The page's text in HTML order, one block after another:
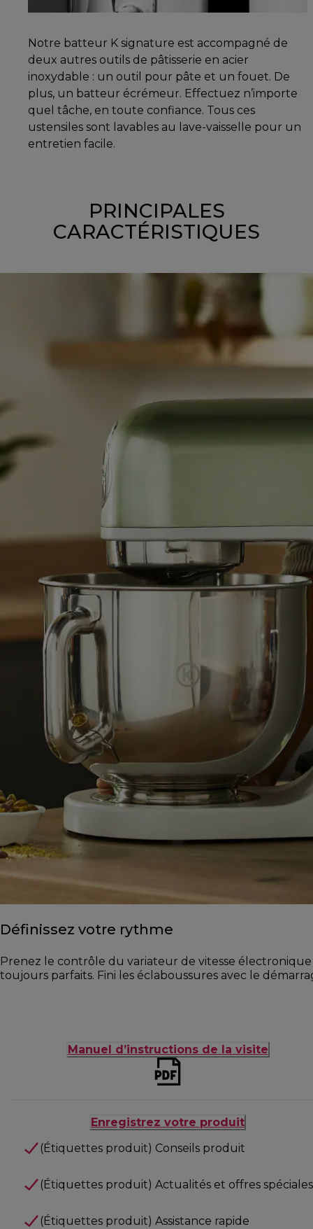
Notre batteur K signature est accompagné de
deux autres outils de pâtisserie en acier
inoxydable : un outil pour pâte et un fouet. De
plus, un batteur écrémeur. Effectuez n’importe
quel tâche, en toute confiance. Tous ces
ustensiles sont lavables au lave-vaisselle pour un
entretien facile.
PRINCIPALES
CARACTÉRISTIQUES
Définissez votre rythme
Prenez le contrôle du variateur de vitesse
toujours parfaits. Fini les éclaboussures avec le
Manuel d’instructions de la visite
Enregistrez votre produit
(Étiquettes produit) Conseils produit
(Étiquettes produit) Actualités et offres spéciales
(Étiquettes produit) Assistance rapide